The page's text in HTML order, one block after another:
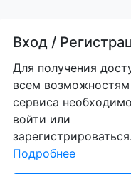
Вход /
Для получения
всем возможностям
сервиса
войти или
Подробнее